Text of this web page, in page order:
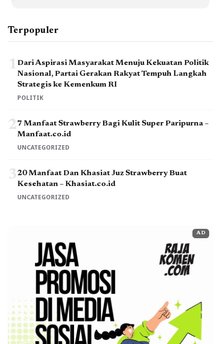
Terpopuler
1 Dari Aspirasi Masyarakat Menuju Kekuatan Politik
Nasional, Partai Gerakan Rakyat Tempuh Langkah
Strategis ke Kemenkum RI
POLITIK
27 Manfaat Strawberry Bagi Kulit Super Paripurna –
Manfaat.co.id
UNCATEGORIZED
320 Manfaat Dan Khasiat Juz Strawberry Buat
Kesehatan – Khasiat.co.id
UNCATEGORIZED
AD